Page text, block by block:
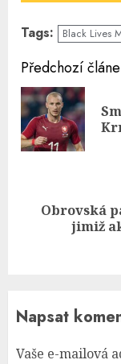
Tags: Black Lives
Continue
Reading
Předchozí
Next
Obrovská
jimiž
Napsat
Vaše e-mailová